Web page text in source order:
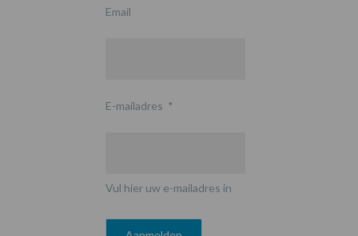
Email
E-mailadres *
Vul hier uw e-mailadres in